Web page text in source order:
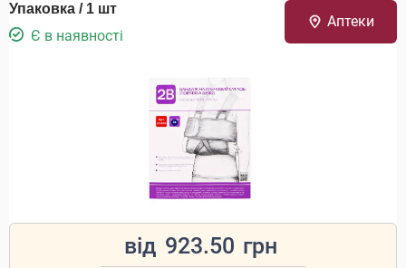
Упаковка / 1 шт
Є в наявності
Аптеки
від 923.50 грн